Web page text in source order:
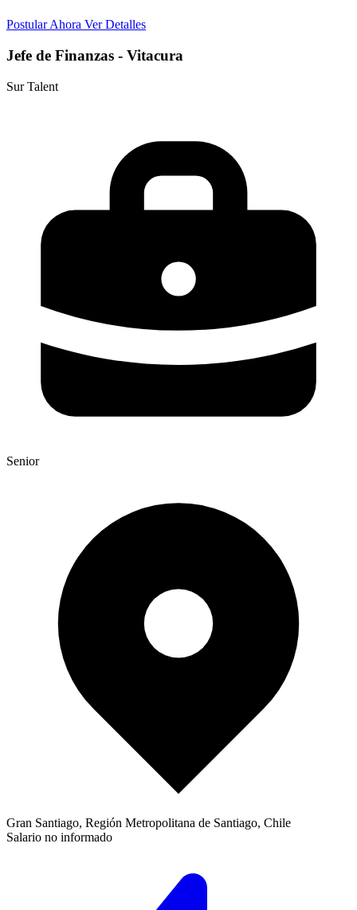
Postular Ahora Ver Detalles
Jefe de Finanzas - Vitacura
Sur Talent
Senior
Gran Santiago, Región Metropolitana de Santiago, Chile
Salario no informado